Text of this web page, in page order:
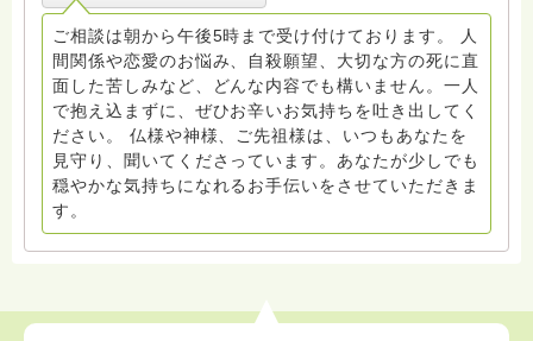
ご相談は朝から午後5時まで受け付けております。 人
間関係や恋愛のお悩み、自殺願望、大切な方の死に直
面した苦しみなど、どんな内容でも構いません。一人
で抱え込まずに、ぜひお辛いお気持ちを吐き出してく
ださい。 仏様や神様、ご先祖様は、いつもあなたを
見守り、聞いてくださっています。あなたが少しでも
穏やかな気持ちになれるお手伝いをさせていただきま
す。